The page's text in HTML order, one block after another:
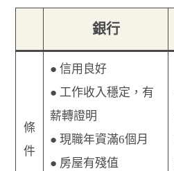
銀行
條
件
● 信用良好
● 工作收入穩定，有
薪轉證明
● 現職年資滿6個月
● 房屋有殘值